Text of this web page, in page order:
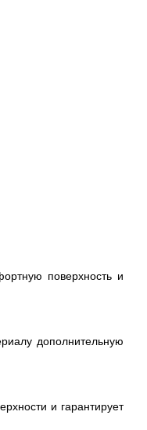
поверхность и
дополнительную
и гарантирует